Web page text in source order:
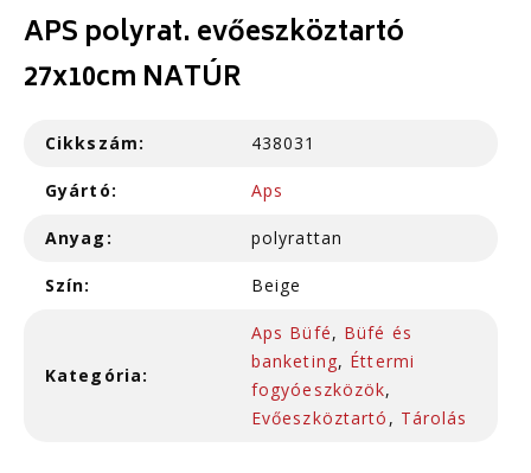
APS polyrat. evőeszköztartó
27x10cm NATÚR
Cikkszám: 438031
Gyártó: Aps
Anyag: polyrattan
Szín: Beige
Kategória:
Aps Büfé, Büfé és
banketing, Éttermi
fogyóeszközök,
Evőeszköztartó , Tárolás